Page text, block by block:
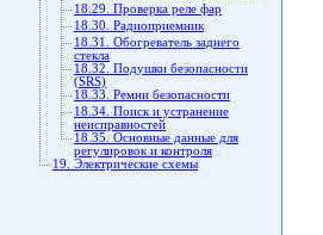
18.29. Проверка реле фар
18.30. Радиоприемник
18.31. Обогреватель заднего
стекла
18.32. Подушки безопасности
(SRS)
18.33. Ремни безопасности
18.34. Поиск и устранение
неисправностей
18.35. Основные данные для
регулировок и контроля
19. Электрические схемы